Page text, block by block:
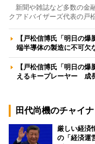
新聞や雑誌など多数の金
クアドバイザーズ代表の戸
【戸松信博氏「明日の
端半導体の製造に不可欠
【戸松信博氏「明日の
えるキープレーヤー 成
田代尚機のチャイ
厳しい経済
の「経済運